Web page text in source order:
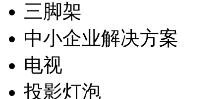
三脚架
中小企业解决方案
电视
投影灯泡